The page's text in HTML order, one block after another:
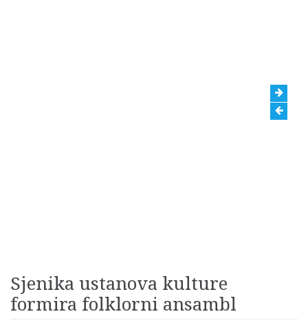
Sjenika ustanova kulture
formira folklorni ansambl